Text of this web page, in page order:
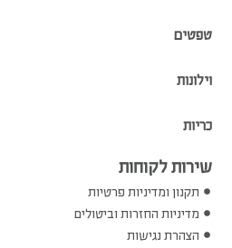
טפטים
וילונות
כריות
שירות לקוחות
תקנון ומדיניות פרטיות
מדיניות החזרות וביטולים
הצהרת נגישות